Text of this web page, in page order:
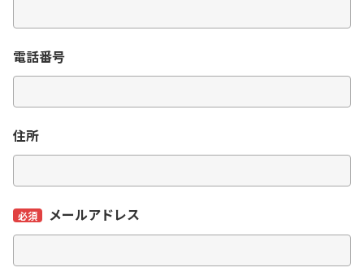
電話番号
住所
必須 メールアドレス